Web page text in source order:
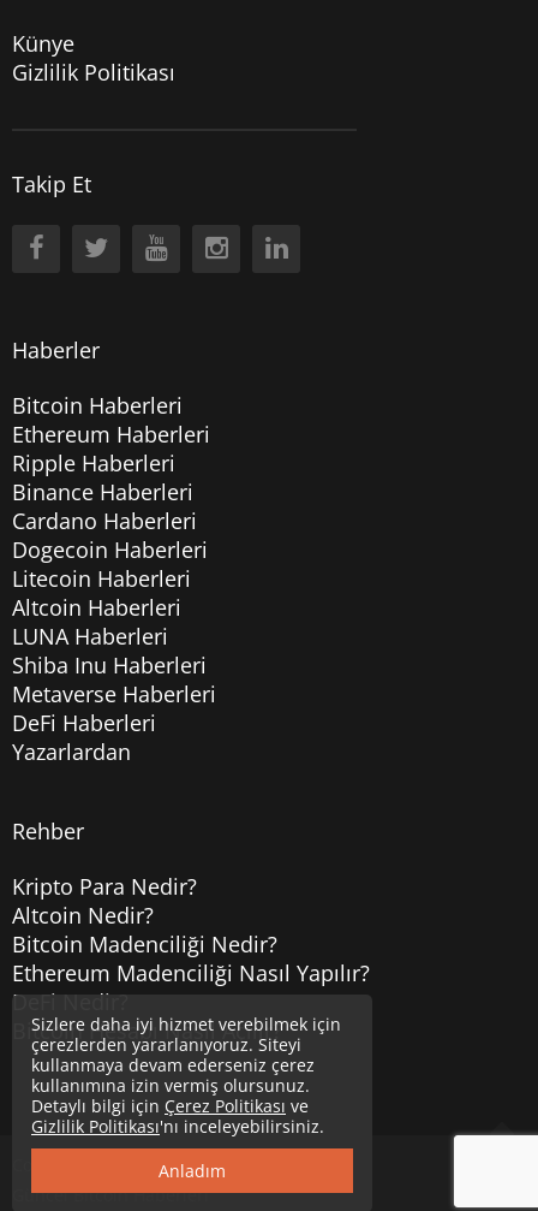
Künye
Gizlilik Politikası
Takip Et
Haberler
Bitcoin Haberleri
Ethereum Haberleri
Ripple Haberleri
Binance Haberleri
Cardano Haberleri
Dogecoin Haberleri
Litecoin Haberleri
Altcoin Haberleri
LUNA Haberleri
Shiba Inu Haberleri
Metaverse Haberleri
DeFi Haberleri
Yazarlardan
Rehber
Kripto Para Nedir?
Altcoin Nedir?
Bitcoin Madenciliği Nedir?
Ethereum Madenciliği Nasıl Yapılır?
DeFi Nedir?
Bitcoin Hesabı Nasıl Açılır?
Uzmancoin
Güncel Bitcoin Haberleri
Sizlere daha iyi hizmet verebilmek için
çerezlerden yararlanıyoruz. Siteyi
kullanmaya devam ederseniz çerez
kullanımına izin vermiş olursunuz.
Detaylı bilgi için Çerez Politikası ve
Gizlilik Politikası'nı inceleyebilirsiniz.
Anladım